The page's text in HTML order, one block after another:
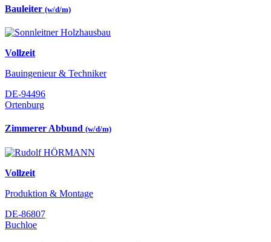
Bauleiter (w/d/m)
Vollzeit
Bauingenieur & Techniker
DE-94496
Ortenburg
Zimmerer Abbund (w/d/m)
Vollzeit
Produktion & Montage
DE-86807
Buchloe